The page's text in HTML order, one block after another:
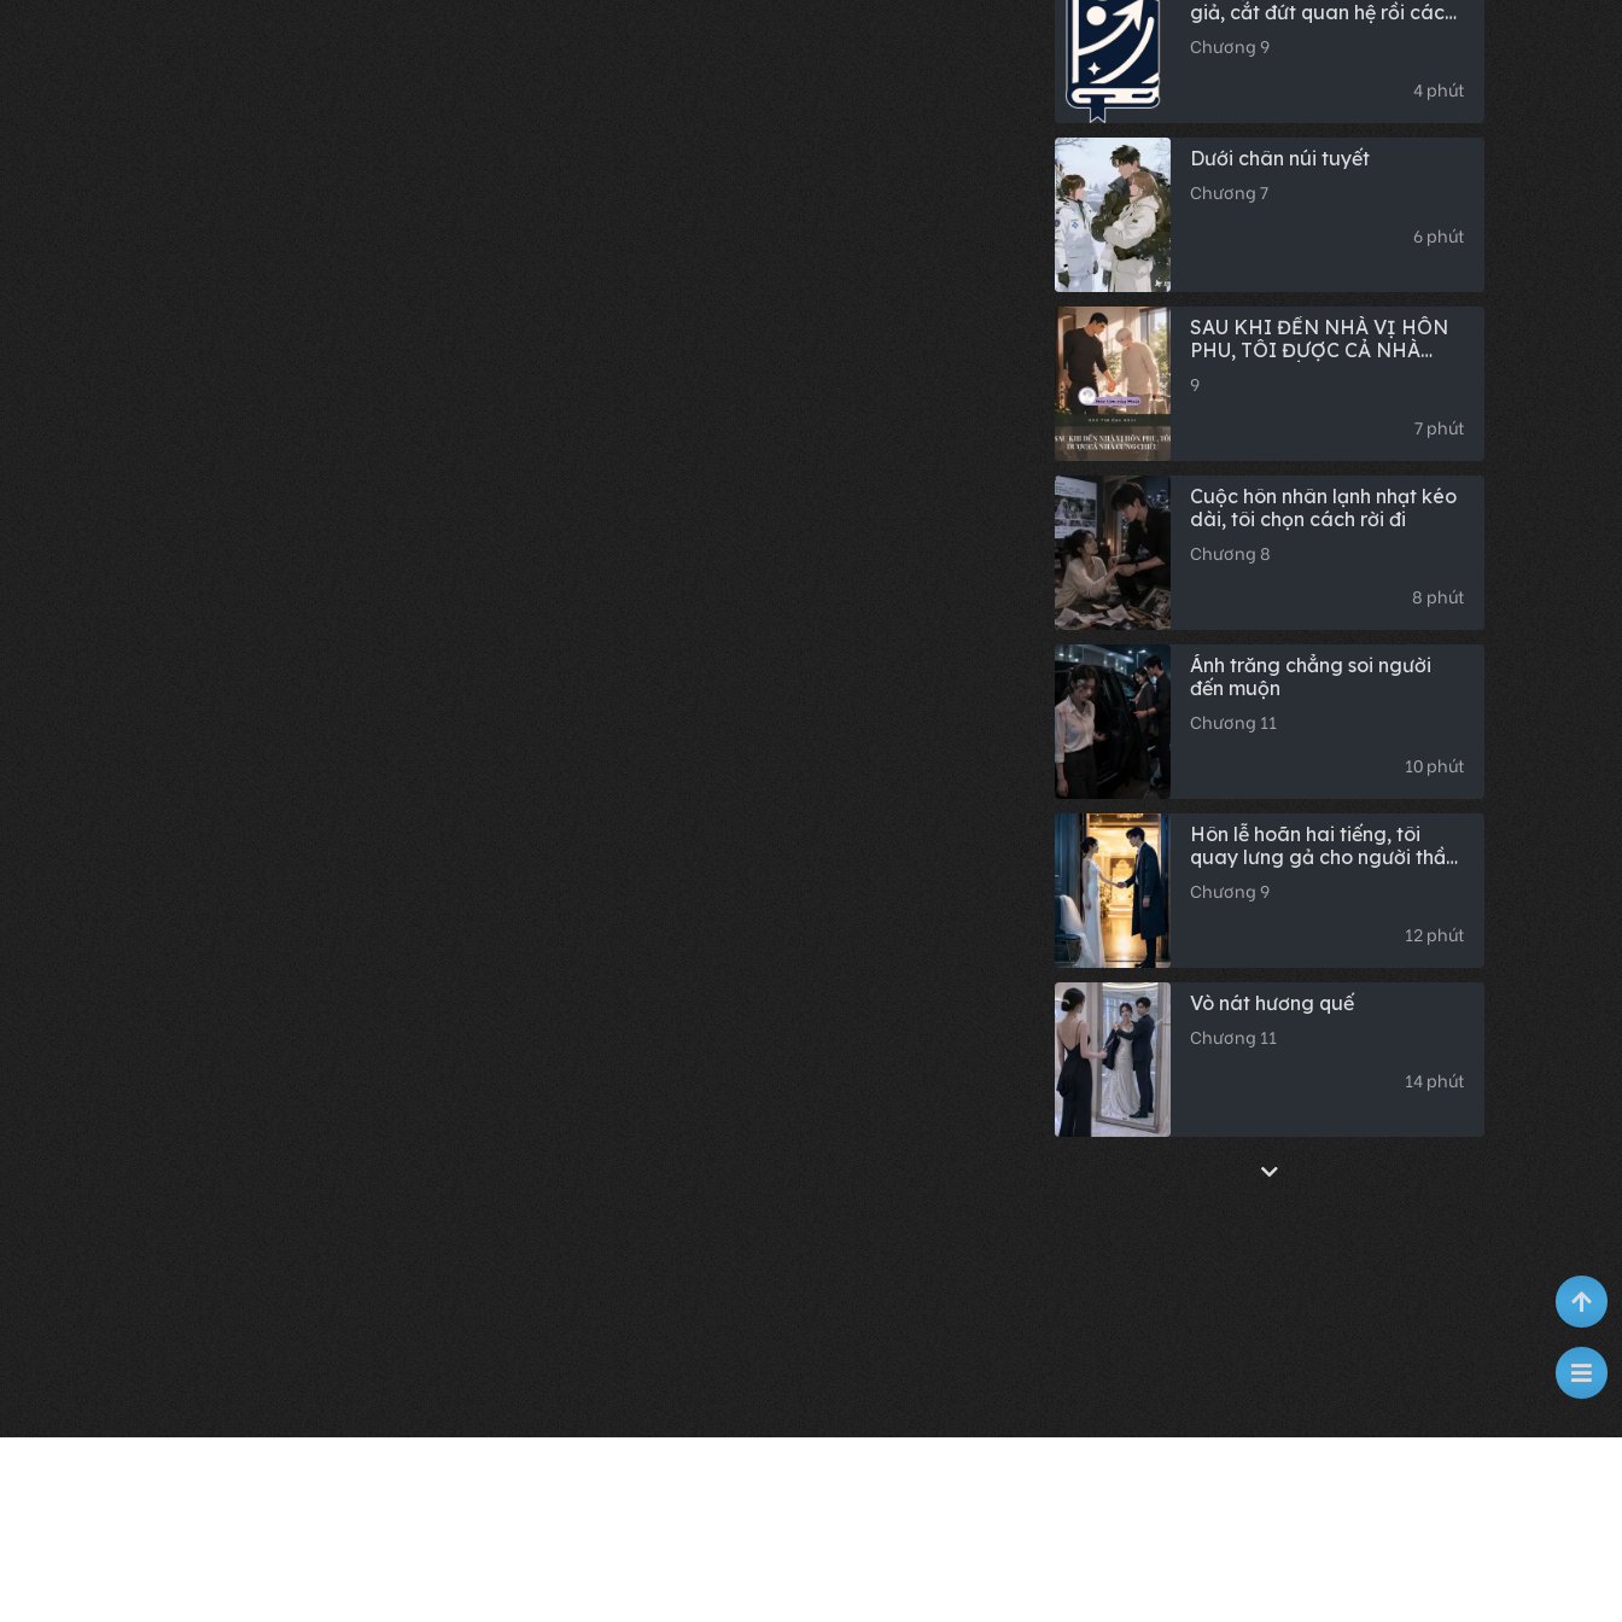
giả, cắt đứt quan hệ rồi các
người khóc cái gì?
Chương 9
4 phút
Dưới chân núi tuyết
Chương 7
6 phút
SAU KHI ĐẾN NHÀ VỊ HÔN
PHU, TÔI ĐƯỢC CẢ NHÀ
CƯNG CHIỀU
9
7 phút
Cuộc hôn nhân lạnh nhạt kéo
dài, tôi chọn cách rời đi
Chương 8
8 phút
Ánh trăng chẳng soi người
đến muộn
Chương 11
10 phút
Hôn lễ hoãn hai tiếng, tôi
quay lưng gả cho người thầm
yêu mình 18 năm
Chương 9
12 phút
Vò nát hương quế
Chương 11
14 phút